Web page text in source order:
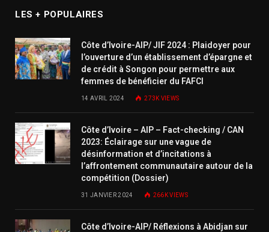
LES + POPULAIRES
Côte d’Ivoire-AIP/ JIF 2024 : Plaidoyer pour
l’ouverture d’un établissement d’épargne et
de crédit à Songon pour permettre aux
femmes de bénéficier du FAFCI
14 AVRIL 2024 273K VIEWS
Côte d’Ivoire – AIP – Fact-checking / CAN
2023: Éclairage sur une vague de
désinformation et d’incitations à
l’affrontement communautaire autour de la
compétition (Dossier)
31 JANVIER 2024 266KVIEWS
Côte d’Ivoire-AIP/ Réflexions à Abidjan sur